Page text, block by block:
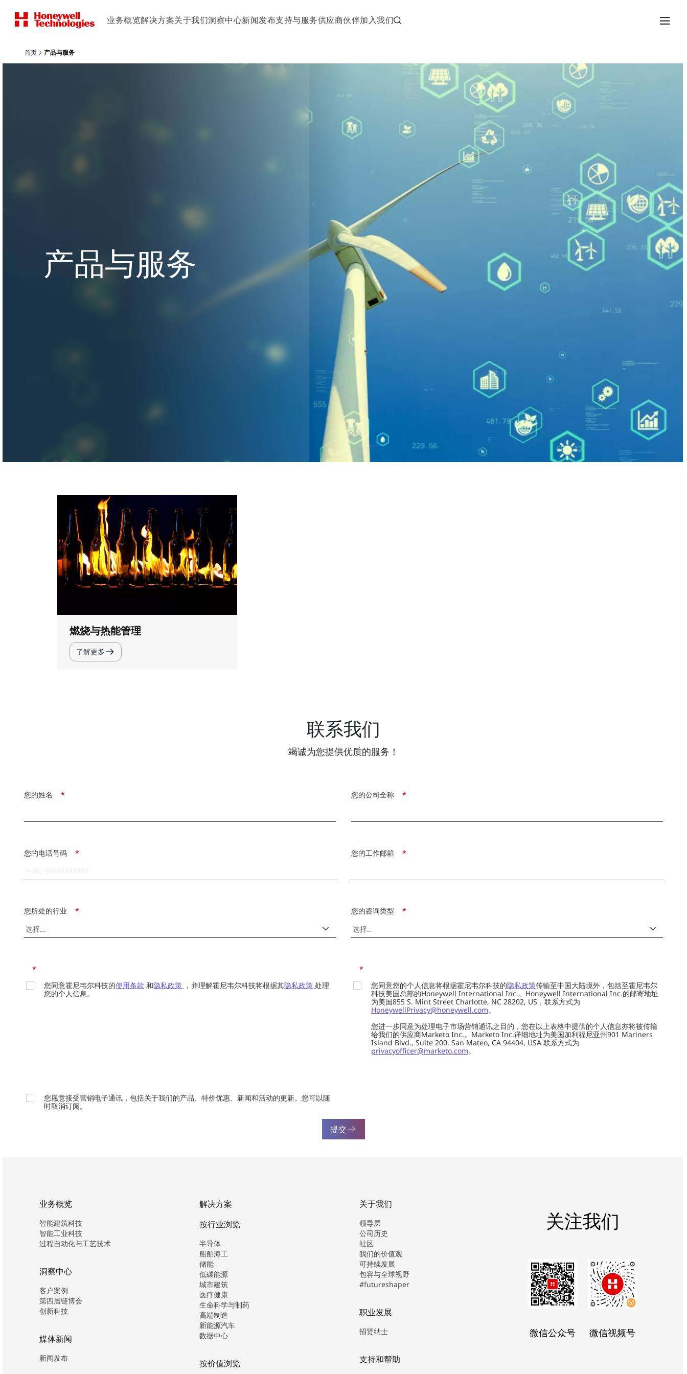
业务概览解决方案关于我们洞察中心新闻发布支持与服务供应商伙伴加入我们
首页 产品与服务
产品与服务
燃烧与热能管理
了解更多
联系我们
竭诚为您提供优质的服务！
*
您的姓名 *
您的公司全称
*
您的电话号码 *
您的工作邮箱
*
您所处的行业 *
您的咨询类型
*
您同意霍尼韦尔科技的使用条款 和隐私政策 ，并理解霍尼韦尔科技将根据其隐私政策 处理
您的个人信息。
*
您同意您的个人信息将根据霍尼韦尔科技的隐私政策传输至中国大陆境外，包括至霍尼韦尔
科技美国总部的Honeywell International Inc.。Honeywell International Inc.的邮寄地址
为美国855 S. Mint Street Charlotte, NC 28202, US，联系方式为
HoneywellPrivacy@honeywell.com。
您进一步同意为处理电子市场营销通讯之目的，您在以上表格中提供的个人信息亦将被传输
给我们的供应商Marketo Inc.。Marketo Inc.详细地址为美国加利福尼亚州901 Mariners
Island Blvd., Suite 200, San Mateo, CA 94404, USA 联系方式为
privacyofficer@marketo.com。
您愿意接受营销电子通讯，包括关于我们的产品、特价优惠、新闻和活动的更新。您可以随
时取消订阅。
提交
业务概览
智能建筑科技
智能工业科技
过程自动化与工艺技术
洞察中心
客户案例
第四届链博会
创新科技
媒体新闻
新闻发布
解决方案
按行业浏览
半导体
船舶海工
储能
低碳能源
城市建筑
医疗健康
生命科学与制药
高端制造
新能源汽车
数据中心
按价值浏览
关于我们
领导层
公司历史
社区
我们的价值观
可持续发展
包容与全球视野
#futureshaper
职业发展
招贤纳士
支持和帮助
关注我们
微信公众号 微信视频号